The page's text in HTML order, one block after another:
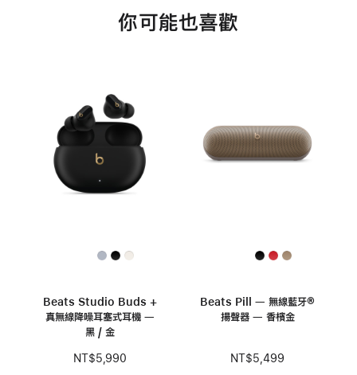
你可能也喜歡
Beats Studio Buds +
真無線降噪耳塞式耳機 —
黑 / 金
NT$5,990
Beats Pill — 無線藍牙®
揚聲器 — 香檳金
NT$5,499